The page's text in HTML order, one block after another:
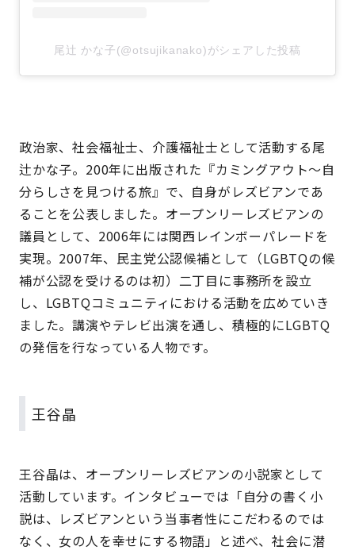
尾辻 かな子(@otsujikanako)がシェアした投稿
政治家、社会福祉士、介護福祉士として活動する尾
辻かな子。200年に出版された『カミングアウト〜自
分らしさを見つける旅』で、自身がレズビアンであ
ることを公表しました。オープンリーレズビアンの
議員として、2006年には関西レインボーパレードを
実現。2007年、民主党公認候補として（LGBTQの候
補が公認を受けるのは初）二丁目に事務所を設立
し、LGBTQコミュニティにおける活動を広めていき
ました。講演やテレビ出演を通し、積極的にLGBTQ
の発信を行なっている人物です。
王谷晶
王谷晶は、オープンリーレズビアンの小説家として
活動しています。インタビューでは「自分の書く小
説は、レズビアンという当事者性にこだわるのでは
なく、女の人を幸せにする物語」と述べ、社会に潜